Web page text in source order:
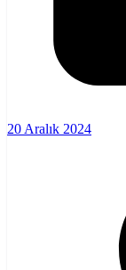
20 Aralık 2024